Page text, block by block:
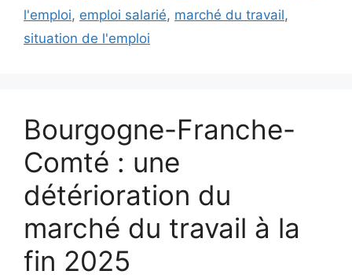
l'emploi, emploi salarié, marché du travail,
situation de l'emploi
Bourgogne-Franche-
Comté : une
détérioration du
marché du travail à la
fin 2025